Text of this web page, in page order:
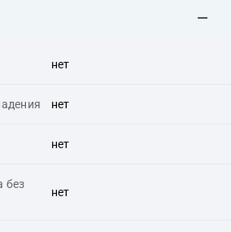
нет
нет
нет
без
нет